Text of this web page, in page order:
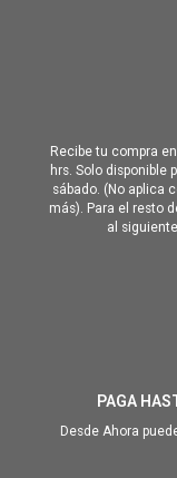
Recibe tu compra
hrs. Solo disponible
sábado. (No aplica
más). Para el resto
al
PAGA
Desde Ahora